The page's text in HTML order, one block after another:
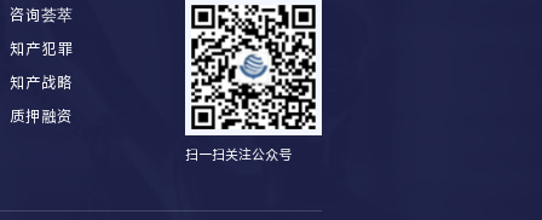
咨询荟萃
知产犯罪
知产战略
质押融资
扫一扫关注公众号